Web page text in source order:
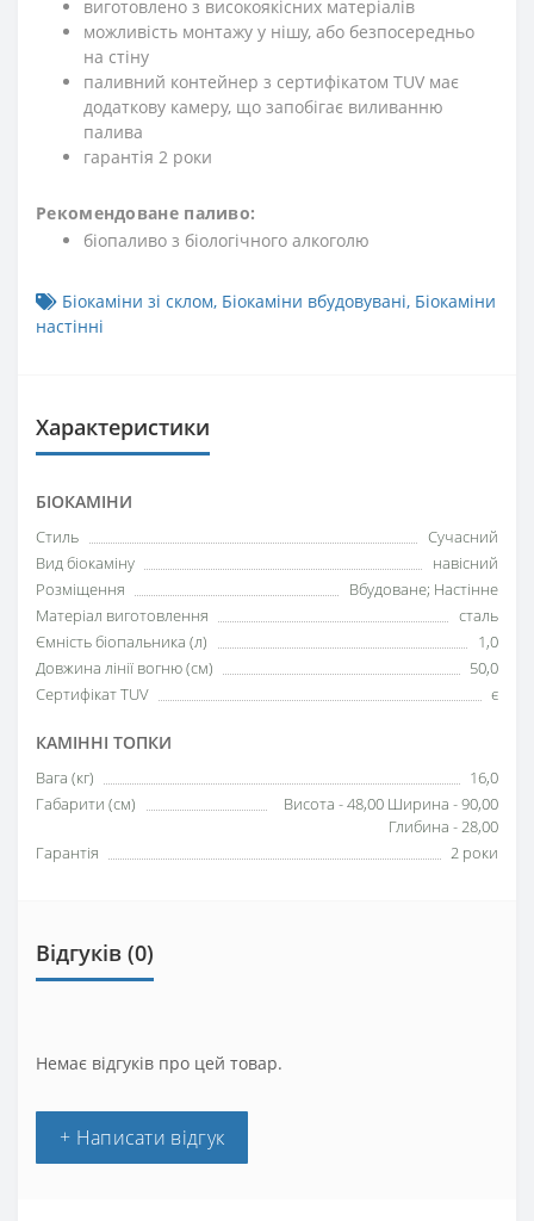
виготовлено з високоякісних матеріалів
можливість монтажу у нішу, або безпосередньо
на стіну
паливний контейнер з сертифікатом TUV має
додаткову камеру, що запобігає виливанню
палива
гарантія 2 роки
Рекомендоване паливо:
біопаливо з біологічного алкоголю
Біокаміни зі склом, Біокаміни вбудовувані, Біокаміни
настінні
Характеристики
БІОКАМІНИ
Стиль
Сучасний
Вид біокаміну
навісний
Розміщення
Вбудоване; Настінне
Матеріал виготовлення
сталь
Ємність біопальника (л)
1,0
Довжина лінії вогню (см)
50,0
Сертифікат TUV
є
КАМІННІ ТОПКИ
Вага (кг)
16,0
Габарити (см)
Висота - 48,00 Ширина - 90,00
Глибина - 28,00
Гарантія
2 роки
Відгуків (0)
Немає відгуків про цей товар.
+ Написати відгук